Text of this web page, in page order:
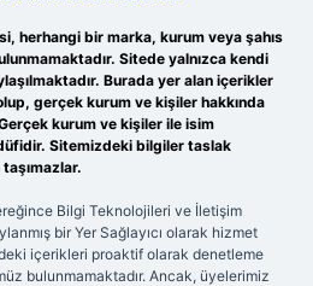
herhangi bir marka, kurum veya şahıs
Sitede yalnızca kendi
Burada yer alan içerikler
gerçek kurum ve kişiler hakkında
kurum ve kişiler ile isim
Sitemizdeki bilgiler taslak
Bilgi Teknolojileri ve İletişim
bir Yer Sağlayıcı olarak hizmet
içerikleri proaktif olarak denetleme
bulunmamaktadır. Ancak, üyelerimiz